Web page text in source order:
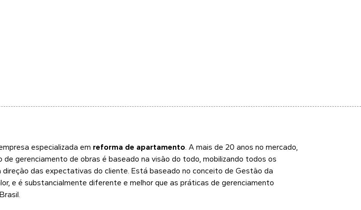
especializada em reforma de apartamento . A mais de 20 anos no mercado,
de gerenciamento de obras é baseado na visão do todo, mobilizando todos os
direção das expectativas do cliente. Está baseado no conceito de Gestão da
e é substancialmente diferente e melhor que as práticas de gerenciamento